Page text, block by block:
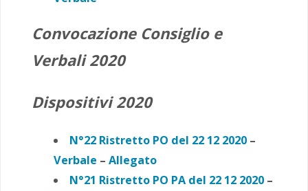
Convocazione Consiglio e
Verbali 2020
Dispositivi 2020
N°22 Ristretto PO del 22 12 2020 –
Verbale – Allegato
N°21 Ristretto PO PA del 22 12 2020 –